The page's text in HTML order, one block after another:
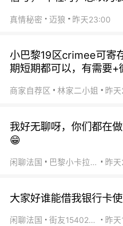
真情秘密 迈狼 昨天23:00
小巴黎19区crimee可寄
期短期都可以，有需要+
商家自荐区 林家二小姐 昨天
我好无聊呀，你们都在
😁
闲聊法国 巴黎小卡拉咪 昨天
大家好谁能借我银行卡
闲聊法国 街友15402223 昨